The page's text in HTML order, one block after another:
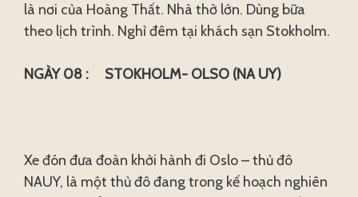
là nơi của Hoàng Thất. Nhà thờ lớn. Dùng bữa
theo lịch trình. Nghỉ đêm tại khách sạn Stokholm.
NGÀY 08 : STOKHOLM- OLSO (NA UY)
Xe đón đưa đoàn khởi hành đi Oslo – thủ đô
NAUY, là một thủ đô đang trong kế hoạch nghiên